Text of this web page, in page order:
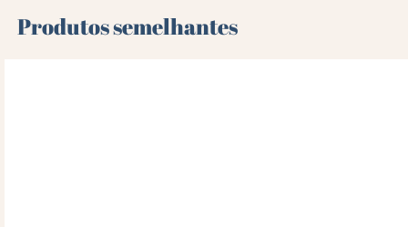
Produtos semelhantes